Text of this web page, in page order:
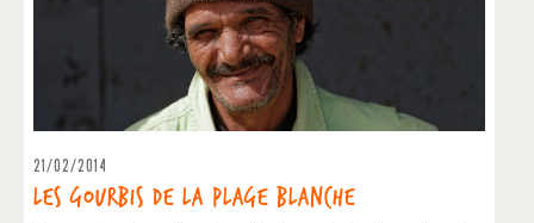
21/02/2014
Les gourbis de la Plage Blanche